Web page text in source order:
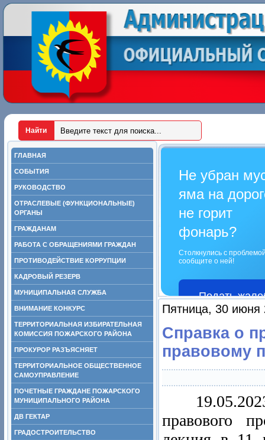
ГЛАВНАЯ
СОБЫТИЯ
РУКОВОДСТВО
ОТРАСЛЕВЫЕ (ФУНКЦИОНАЛЬНЫЕ)
ОРГАНЫ
ГРАЖДАНАМ
РАБОТА С ОБРАЩЕНИЯМИ ГРАЖДАН
ПРОТИВОДЕЙСТВИЕ КОРРУПЦИИ
КАДРОВЫЙ РЕЗЕРВ
МУНИЦИПАЛЬНАЯ СЛУЖБА
ВНИМАНИЕ КОНКУРС
ТЕРРИТОРИАЛЬНАЯ ИЗБИРАТЕЛЬНАЯ
КОМИССИЯ ПОЖАРСКОГО РАЙОНА
ПРОКУРОР РАЗЪЯСНЯЕТ
ТЕРРИТОРИАЛЬНОЕ ОБЩЕСТВЕННОЕ
САМОУПРАВЛЕНИЕ
ПОЧЕТНЫЕ ГРАЖДАНЕ ПОЖАРСКОГО
МУНИЦИПАЛЬНОГО РАЙОНА
ДВ ГЕКТАР
ГРАДОСТРОИТЕЛЬСТВО
Не убран
яма на
не горит
фонарь?
Столкнулись с
сообщите о ней!
Подать
Пятница, 30 июня
Справка о
правовому
правового